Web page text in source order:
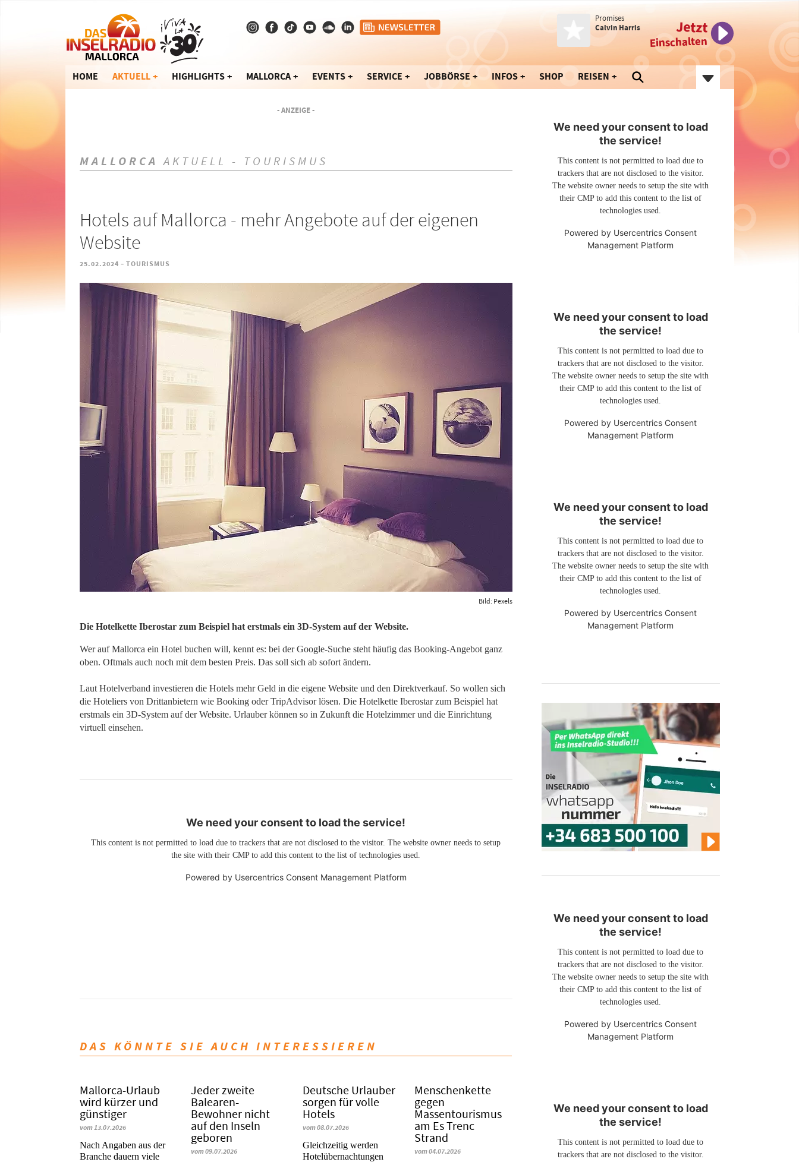
Promises
Calvin Harris
Jetzt
Einschalten
HOME AKTUELL HIGHLIGHTS MALLORCA EVENTS SERVICE JOBBÖRSE INFOS SHOP REISEN
- ANZEIGE -
MALLORCA AKTUELL - TOURISMUS
Hotels auf Mallorca - mehr Angebote auf der eigenen
Website
25.02.2024 - TOURISMUS
Bild: Pexels
Die Hotelkette Iberostar zum Beispiel hat erstmals ein 3D-System auf der Website.
Wer auf Mallorca ein Hotel buchen will, kennt es: bei der Google-Suche steht häufig das Booking-Angebot ganz
oben. Oftmals auch noch mit dem besten Preis. Das soll sich ab sofort ändern.
Laut Hotelverband investieren die Hotels mehr Geld in die eigene Website und den Direktverkauf. So wollen sich
die Hoteliers von Drittanbietern wie Booking oder TripAdvisor lösen. Die Hotelkette Iberostar zum Beispiel hat
erstmals ein 3D-System auf der Website. Urlauber können so in Zukunft die Hotelzimmer und die Einrichtung
virtuell einsehen.
We need your consent to load the service!
This content is not permitted to load due to trackers that are not disclosed to the visitor. The website owner needs to setup
the site with their CMP to add this content to the list of technologies used.
Powered by Usercentrics Consent Management Platform
DAS KÖNNTE SIE AUCH INTERESSIEREN
Mallorca-Urlaub
wird kürzer und
günstiger
vom 13.07.2026
Nach Angaben aus der
Branche dauern viele
Jeder zweite
Balearen-
Bewohner nicht
auf den Inseln
geboren
vom 09.07.2026
Deutsche Urlauber
sorgen für volle
Hotels
vom 08.07.2026
Gleichzeitig werden
Hotelübernachtungen
Menschenkette
gegen
Massentourismus
am Es Trenc
Strand
vom 04.07.2026
We need your consent to load
the service!
This content is not permitted to load due to
trackers that are not disclosed to the visitor.
The website owner needs to setup the site with
their CMP to add this content to the list of
technologies used.
Powered by Usercentrics Consent
Management Platform
We need your consent to load
the service!
This content is not permitted to load due to
trackers that are not disclosed to the visitor.
The website owner needs to setup the site with
their CMP to add this content to the list of
technologies used.
Powered by Usercentrics Consent
Management Platform
We need your consent to load
the service!
This content is not permitted to load due to
trackers that are not disclosed to the visitor.
The website owner needs to setup the site with
their CMP to add this content to the list of
technologies used.
Powered by Usercentrics Consent
Management Platform
We need your consent to load
the service!
This content is not permitted to load due to
trackers that are not disclosed to the visitor.
The website owner needs to setup the site with
their CMP to add this content to the list of
technologies used.
Powered by Usercentrics Consent
Management Platform
We need your consent to load
the service!
This content is not permitted to load due to
trackers that are not disclosed to the visitor.